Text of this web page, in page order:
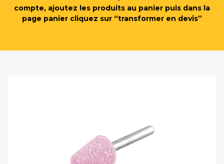
compte, ajoutez les produits au panier puis dans la
page panier cliquez sur “transformer en devis”